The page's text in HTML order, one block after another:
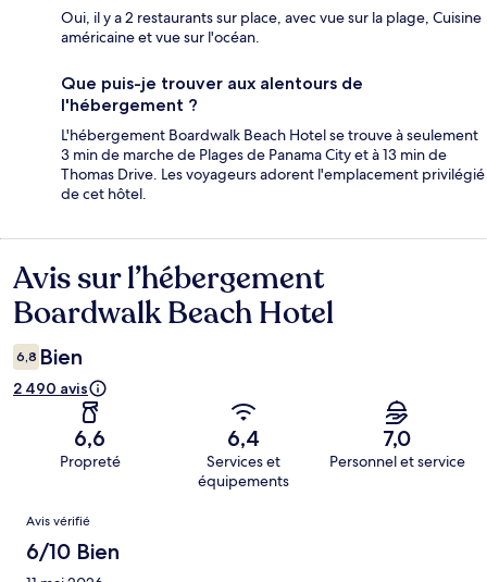
Oui, il y a 2 restaurants sur place, avec vue sur la plage, Cuisine
américaine et vue sur l'océan.
Que puis-je trouver aux alentours de
l'hébergement ?
L'hébergement Boardwalk Beach Hotel se trouve à seulement
3 min de marche de Plages de Panama City et à 13 min de
Thomas Drive. Les voyageurs adorent l'emplacement privilégié
de cet hôtel.
Avis
Avis sur l’hébergement
Boardwalk Beach Hotel
6,8 Bien
2 490 avis
6,6
Propreté
6,4
Services et
équipements
7,0
Personnel et service
Avis
Avis vérifié
6/10 Bien